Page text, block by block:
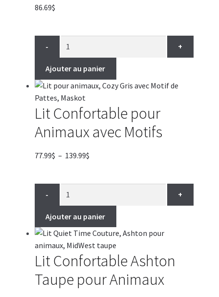
86.69$
- +
Ajouter au panier
Lit Confortable pour
Animaux avec Motifs
77.99$ – 139.99$Plage
à
139.99$
- +
Ajouter au panier
Lit Confortable Ashton
Taupe pour Animaux